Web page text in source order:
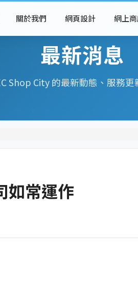
關於我們 網頁設計 網上
最新消息
Shop City 的最新動態、服務
如常運作